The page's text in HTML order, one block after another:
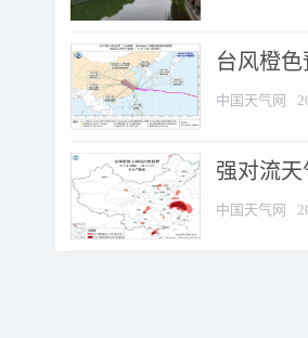
台风橙
中国天气网
强对流
中国天气网